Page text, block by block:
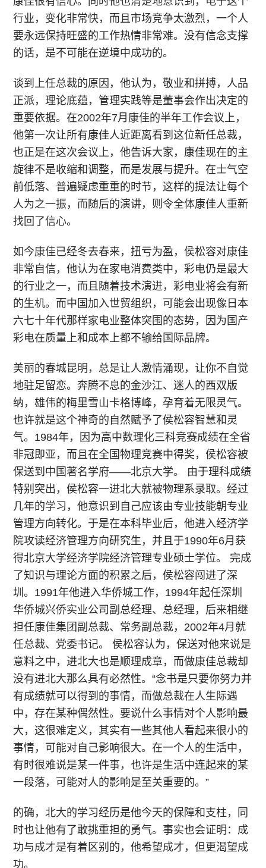
行业，变化非常快，而且市场竞争太激烈，一个人
要永远保持旺盛的工作热情非常难。没有信念支撑
的话，是不可能在逆境中成功的。
谈到上任总裁的原因，他认为，敬业和拼搏，人品
正派，理论底蕴，管理实践等是董事会作出决定的
重要依据。在2002年7月康佳的半年工作会议上，
他第一次让所有康佳人近距离看到这位新任总裁，
也正是在这次会议上，他告诉大家，康佳现在的主
旋律不是收缩和调整，而是发展与提升。在士气空
前低落、普遍疑虑重重的时节，这样的提法让每个
人为之一振，而随后的演讲，则令全体康佳人重新
找回了信心。
如今康佳已经冬去春来，扭亏为盈，侯松容对康佳
非常自信，他认为在家电消费类中，彩电仍是最大
的行业之一，而且随着技术演进，彩电业将会有新
的生机。而中国加入世贸组织，可能会出现像日本
六七十年代那样家电业整体突围的态势，因为国产
彩电在质量上和成本上都不输给国际品牌。
美丽的春城昆明，总是让人激情涌现，让你不自觉
地驻足留恋。奔腾不息的金沙江、迷人的西双版
纳，雄伟的梅里雪山卡格博峰，孕育着无限灵气。
也许就是这个神奇的自然赋予了侯松容智慧和灵
气。1984年，因为高中数理化三科竞赛成绩在全省
非冠即亚，而且在全国物理竞赛中得奖，侯松容被
保送到中国著名学府——北京大学。 由于理科成绩
特别突出，侯松容一进北大就被物理系录取。经过
几年的学习，他意识到自己应该由专业技能朝专业
管理方向转化。于是在本科毕业后，他进入经济学
院攻读经济管理方向研究生，并且于1990年6月获
得北京大学经济学院经济管理专业硕士学位。 完成
了知识与理论方面的积累之后，侯松容闯进了深
圳。1991年他进入华侨城工作，1994年起任深圳
华侨城兴侨实业公司副总经理、总经理，后来相继
担任康佳集团副总裁、常务副总裁，2002年4月就
任总裁、党委书记。 侯松容认为，保送对他来说是
意料之中，进北大也是顺理成章，而做康佳总裁却
没有进北大那么具有必然性。“念书是只要你努力并
有成绩就可以得到的事情，而做总裁在人生际遇
中，存在某种偶然性。要说什么事情对个人影响最
大，这很难定义，其实有一些其他人看起来很小的
事情，可能对自己影响很大。在一个人的生活中，
有时很难说是某一件事，也许是生活中连起来的某
一段落，可能对人的影响是至关重要的。”
的确，北大的学习经历是他今天的保障和支柱，同
时也让他有了敢挑重担的勇气。事实也会证明：成
功与成才是有着区别的，他希望成才，但更渴望成
功。